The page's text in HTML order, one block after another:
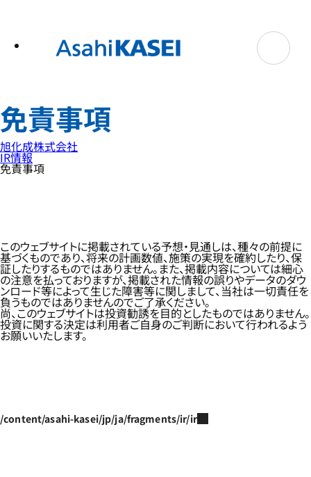
免責事項
旭化成株式会社
IR情報
免責事項
このウェブサイトに掲載されている予想・見通しは、種々の前提に
基づくものであり、将来の計画数値、施策の実現を確約したり、保
証したりするものではありません。また、掲載内容については細心
の注意を払っておりますが、掲載された情報の誤りやデータのダウ
ンロード等によって生じた障害等に関しまして、当社は一切責任を
負うものではありませんのでご了承ください。
尚、このウェブサイトは投資勧誘を目的としたものではありません。
投資に関する決定は利用者ご自身のご判断において行われるよう
お願いいたします。
/content/asahi-kasei/jp/ja/fragments/ir/ir